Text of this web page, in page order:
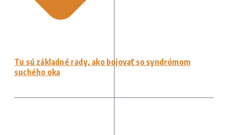
Tu sú základné rady, ako bojovať so syndrómom
suchého oka